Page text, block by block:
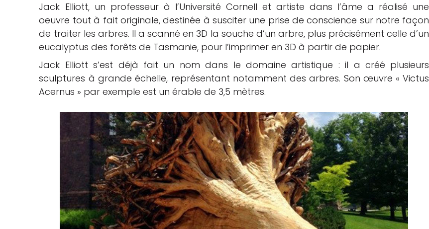
Jack Elliott, un professeur à l’Université Cornell et artiste dans l’âme a réalisé une
oeuvre tout à fait originale, destinée à susciter une prise de conscience sur notre façon
de traiter les arbres. Il a scanné en 3D la souche d’un arbre, plus précisément celle d’un
eucalyptus des forêts de Tasmanie, pour l’imprimer en 3D à partir de papier.
Jack Elliott s’est déjà fait un nom dans le domaine artistique : il a créé plusieurs
sculptures à grande échelle, représentant notamment des arbres. Son œuvre « Victus
Acernus » par exemple est un érable de 3,5 mètres.